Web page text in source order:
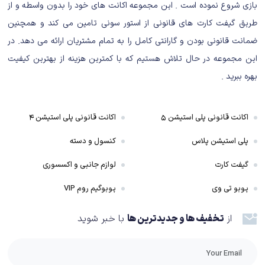
وجود دارد. برای مثال وقتی از بلندی به پایین بپرید، به‌خاطر آسیبی که به پاهایتان
وارد می‌شود برای مدتی قادر به دویدن نیستید یا وقتی گلوله‌های یک خشاب تمام
شود، ریلود خودکاری وجود ندارد و باید حتما خودتان خشاب را عوض کنید.
تازه به همه این‌ها، گان‌پلی خوش‌ساخت اینسرجنسی را هم اضافه کنید که عادت
بازی شروع نموده است . این مجموعه اکانت های خود را بدون واسطه و از
طریق گیفت کارت های قانونی از استور سونی تامین می کند و همچنین
ضمانت قانونی بودن و گارانتی کامل را به تمام مشتریان ارائه می دهد. در
این مجموعه در حال تلاش هستیم که با کمترین هزینه از بهترین کیفیت
بهره ببرید .
اکانت قانونی پلی استیشن ۵
پلی استیشن پلاس
گیفت کارت
پوبو تی وی
اکانت قانونی پلی استیشن ۴
کنسول و دسته
لوازم جانبی و اکسسوری
پوبوگیم روم VIP
از تخفیف ها و جدیدترین ها با خبر شوید